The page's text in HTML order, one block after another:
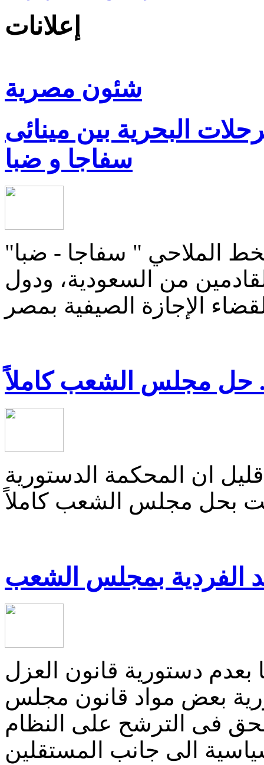
إعلانات
شئون مصرية
البحرية بين مينائى
سفاجا و ضبا
الملاحي " سفاجا - ضبا"
من السعودية، ودول
حل مجلس الشعب كاملاً
ان المحكمة الدستورية
بحل مجلس الشعب كاملاً
الفردية بمجلس الشعب
دستورية قانون العزل
بعض مواد قانون مجلس
فى الترشح على النظام